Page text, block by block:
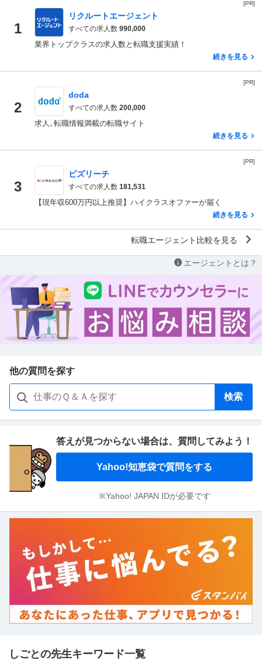
[PR]
1
リクルートエージェント
すべての求人数 990,000
業界トップクラスの求人数と転職支援実績！
続きを見る
[PR]
2
doda
すべての求人数 200,000
求人､転職情報満載の転職サイト
続きを見る
[PR]
3
ビズリーチ
すべての求人数 181,531
【現年収600万円以上推奨】ハイクラスオファーが届く
続きを見る
転職エージェント比較を見る
エージェントとは？
他の質問を探す
検索
答えが見つからない場合は、 質問してみよう！
Yahoo!知恵袋で質問をする
※Yahoo! JAPAN IDが必要です
しごとの先生キーワード一覧